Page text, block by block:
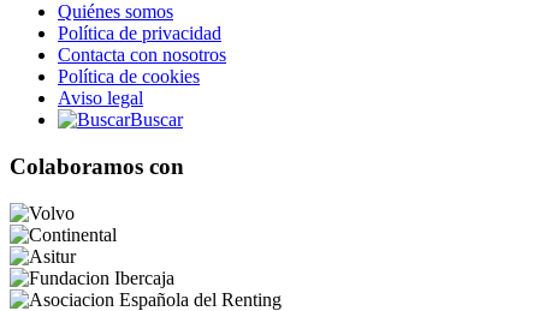
Quiénes somos
Política de privacidad
Contacta con nosotros
Política de cookies
Aviso legal
Buscar
Colaboramos con